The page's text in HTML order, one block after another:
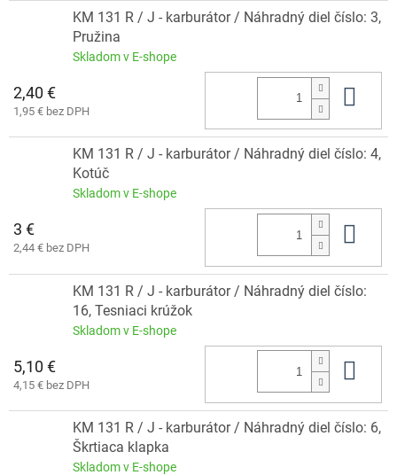
KM 131 R / J - karburátor / Náhradný diel číslo: 3,
Pružina
Skladom v E-shope
2,40 €
1,95 € bez DPH
KM 131 R / J - karburátor / Náhradný diel číslo: 4,
Kotúč
Skladom v E-shope
3 €
2,44 € bez DPH
KM 131 R / J - karburátor / Náhradný diel číslo:
16, Tesniaci krúžok
Skladom v E-shope
5,10 €
4,15 € bez DPH
KM 131 R / J - karburátor / Náhradný diel číslo: 6,
Škrtiaca klapka
Skladom v E-shope